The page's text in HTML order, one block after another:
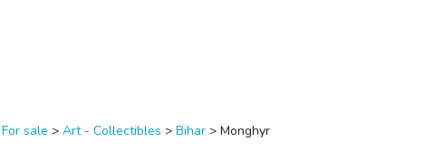
For sale > Art - Collectibles > Bihar > Monghyr